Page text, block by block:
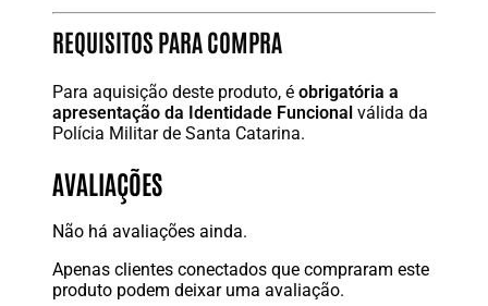
REQUISITOS PARA COMPRA
Para aquisição deste produto, é obrigatória a
apresentação da Identidade Funcional válida da
Polícia Militar de Santa Catarina.
AVALIAÇÕES
Não há avaliações ainda.
Apenas clientes conectados que compraram este
produto podem deixar uma avaliação.